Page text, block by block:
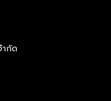
ยนต์ชั้นนำมากมาย
ำกัด